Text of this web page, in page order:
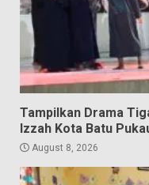
Tampilkan Drama
Izzah Kota Batu
August 8, 2026